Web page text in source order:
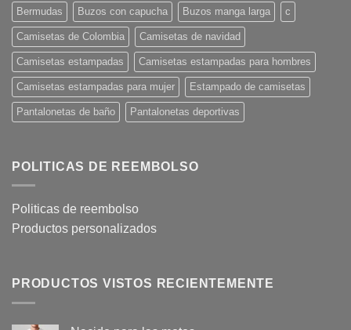
Bermudas Buzos con capucha Buzos manga larga c
Camisetas de Colombia Camisetas de navidad
Camisetas estampadas Camisetas estampadas para hombres
Camisetas estampadas para mujer Estampado de camisetas
Pantalonetas de baño Pantalonetas deportivas
POLITICAS DE REEMBOLSO
Politicas de reembolso
Productos personalizados
PRODUCTOS VISTOS RECIENTEMENTE